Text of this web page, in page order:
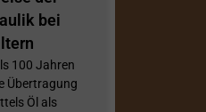
bei
100 Jahren
Übertragung
Öl als